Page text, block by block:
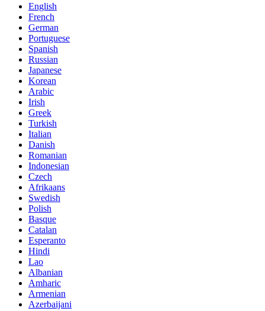
English
French
German
Portuguese
Spanish
Russian
Japanese
Korean
Arabic
Irish
Greek
Turkish
Italian
Danish
Romanian
Indonesian
Czech
Afrikaans
Swedish
Polish
Basque
Catalan
Esperanto
Hindi
Lao
Albanian
Amharic
Armenian
Azerbaijani